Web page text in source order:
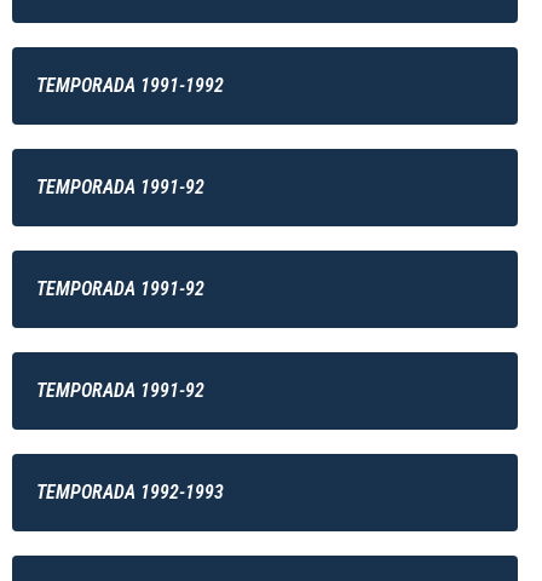
TEMPORADA 1991-1992
TEMPORADA 1991-92
TEMPORADA 1991-92
TEMPORADA 1991-92
TEMPORADA 1992-1993